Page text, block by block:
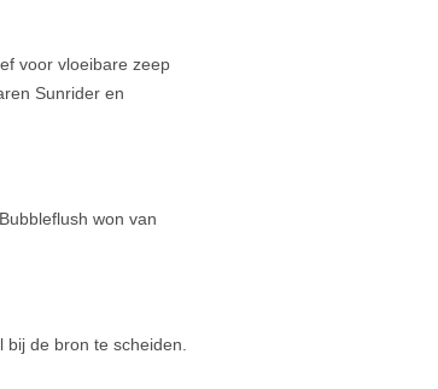
voor vloeibare zeep
Sunrider en
won van
de bron te scheiden.